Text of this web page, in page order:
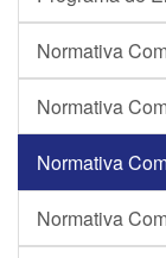
Normativa
Normativa
Normativa
Normativa